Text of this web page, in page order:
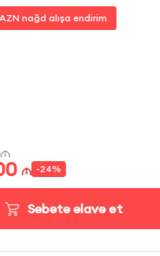
nağd alışa endirim
-24%
Səbətə əlavə et